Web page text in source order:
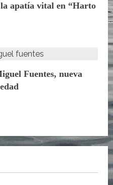
apatía vital en “Harto
Fuentes, nueva